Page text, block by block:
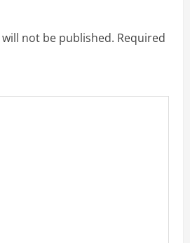
not be published. Required